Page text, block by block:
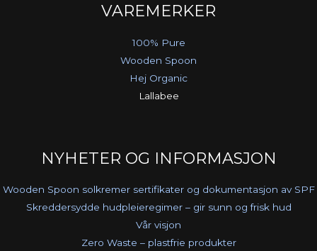
VAREMERKER
100% Pure
Wooden Spoon
Hej Organic
Lallabee
NYHETER OG INFORMASJON
Wooden Spoon solkremer sertifikater og dokumentasjon av SPF
Skreddersydde hudpleieregimer – gir sunn og frisk hud
Vår visjon
Zero Waste – plastfrie produkter